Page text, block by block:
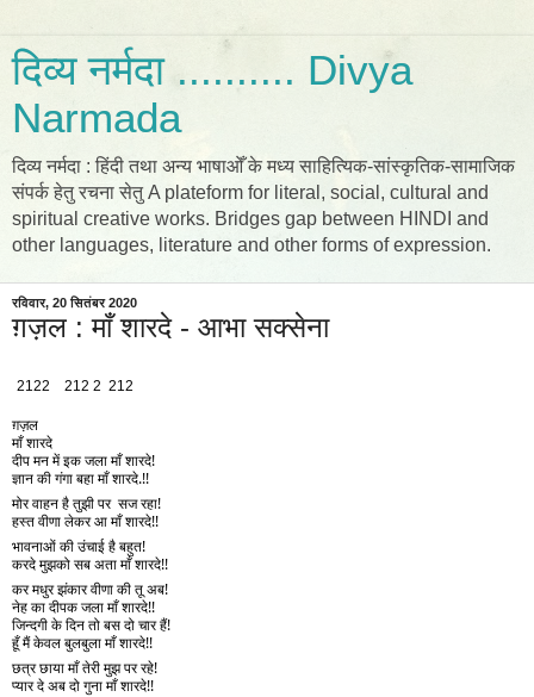
दिव्य नर्मदा .......... Divya
Narmada
दिव्य नर्मदा : हिंदी तथा अन्य भाषाओँ के मध्य साहित्यिक-सांस्कृतिक-सामाजिक
संपर्क हेतु रचना सेतु A plateform for literal, social, cultural and
spiritual creative works. Bridges gap between HINDI and
other languages, literature and other forms of expression.
रविवार, 20 सितंबर 2020
ग़ज़ल : माँ शारदे - आभा सक्सेना
2122    212 2  212
ग़ज़ल
माँ शारदे
दीप मन में इक जला माँ शारदे!
ज्ञान की गंगा बहा माँ शारदे.!!
मोर वाहन है तुझी पर  सज रहा!
हस्त वीणा लेकर आ माँ शारदे!!
भावनाओं की उंचाई है बहुत!
करदे मुझको सब अता माँ शारदे!!
कर मधुर झंकार वीणा की तू अब!
नेह का दीपक जला माँ शारदे!!
जिन्दगी के दिन तो बस दो चार हैं!
हूँ मैं केवल बुलबुला माँ शारदे!!
छत्र छाया माँ तेरी मुझ पर रहे!
प्यार दे अब दो गुना माँ शारदे!!